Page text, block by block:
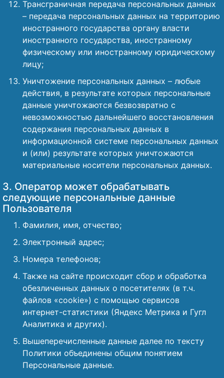
Трансграничная передача персональных данных
– передача персональных данных на территорию
иностранного государства органу власти
иностранного государства, иностранному
физическому или иностранному юридическому
лицу;
Уничтожение персональных данных – любые
действия, в результате которых персональные
данные уничтожаются безвозвратно с
невозможностью дальнейшего восстановления
содержания персональных данных в
информационной системе персональных данных
и (или) результате которых уничтожаются
материальные носители персональных данных.
3. Оператор может обрабатывать
следующие персональные данные
Пользователя
Фамилия, имя, отчество;
Электронный адрес;
Номера телефонов;
Также на сайте происходит сбор и обработка
обезличенных данных о посетителях (в т.ч.
файлов «cookie») с помощью сервисов
интернет-статистики (Яндекс Метрика и Гугл
Аналитика и других).
Вышеперечисленные данные далее по тексту
Политики объединены общим понятием
Персональные данные.